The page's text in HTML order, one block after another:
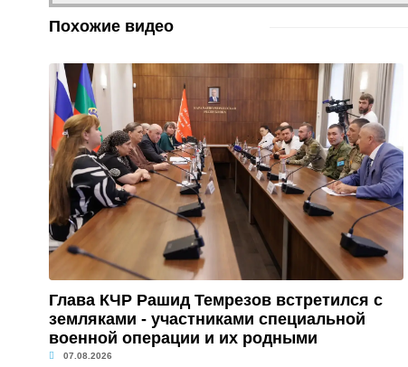
Похожие видео
Глава КЧР Рашид Темрезов встретился с
земляками - участниками специальной
военной операции и их родными
07.08.2026